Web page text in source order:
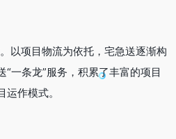
以项目物流为依托，宅急送逐渐构
一条龙”服务，积累了丰富的项目
作模式。